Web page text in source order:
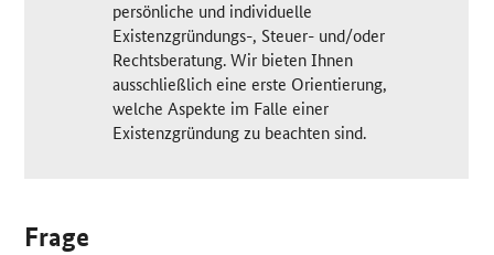
persönliche und individuelle
Existenzgründungs-, Steuer- und/oder
Rechtsberatung. Wir bieten Ihnen
ausschließlich eine erste Orientierung,
welche Aspekte im Falle einer
Existenzgründung zu beachten sind.
Frage